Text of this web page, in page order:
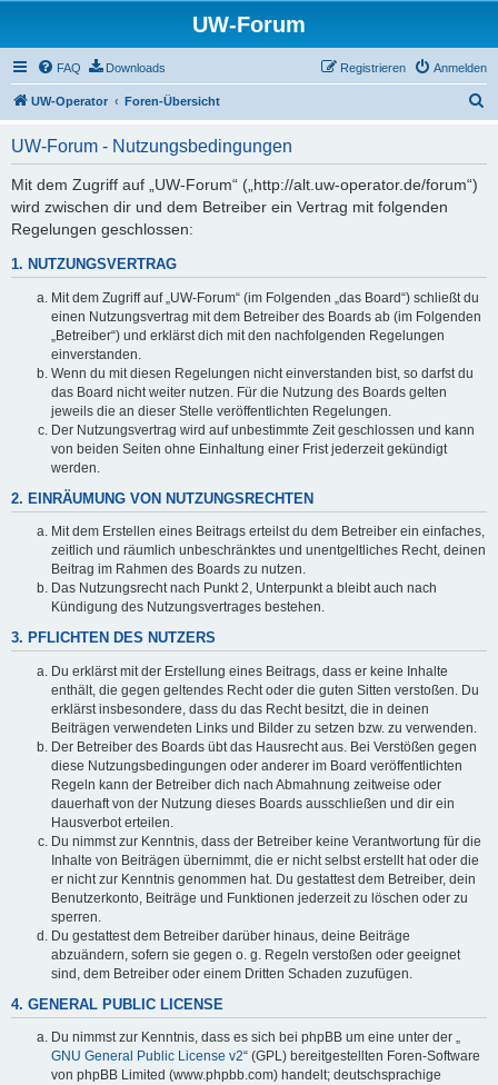
UW-Forum
FAQ Downloads Anmelden
Registrieren
UW-Operator Foren-Übersicht
UW-Forum - Nutzungsbedingungen
Mit dem Zugriff auf „UW-Forum“ („http://alt.uw-operator.de/forum“)
wird zwischen dir und dem Betreiber ein Vertrag mit folgenden
Regelungen geschlossen:
1. NUTZUNGSVERTRAG
Mit dem Zugriff auf „UW-Forum“ (im Folgenden „das Board“) schließt du
einen Nutzungsvertrag mit dem Betreiber des Boards ab (im Folgenden
„Betreiber“) und erklärst dich mit den nachfolgenden Regelungen
einverstanden.
Wenn du mit diesen Regelungen nicht einverstanden bist, so darfst du
das Board nicht weiter nutzen. Für die Nutzung des Boards gelten
jeweils die an dieser Stelle veröffentlichten Regelungen.
Der Nutzungsvertrag wird auf unbestimmte Zeit geschlossen und kann
von beiden Seiten ohne Einhaltung einer Frist jederzeit gekündigt
werden.
2. EINRÄUMUNG VON NUTZUNGSRECHTEN
Mit dem Erstellen eines Beitrags erteilst du dem Betreiber ein einfaches,
zeitlich und räumlich unbeschränktes und unentgeltliches Recht, deinen
Beitrag im Rahmen des Boards zu nutzen.
Das Nutzungsrecht nach Punkt 2, Unterpunkt a bleibt auch nach
Kündigung des Nutzungsvertrages bestehen.
3. PFLICHTEN DES NUTZERS
Du erklärst mit der Erstellung eines Beitrags, dass er keine Inhalte
enthält, die gegen geltendes Recht oder die guten Sitten verstoßen. Du
erklärst insbesondere, dass du das Recht besitzt, die in deinen
Beiträgen verwendeten Links und Bilder zu setzen bzw. zu verwenden.
Der Betreiber des Boards übt das Hausrecht aus. Bei Verstößen gegen
diese Nutzungsbedingungen oder anderer im Board veröffentlichten
Regeln kann der Betreiber dich nach Abmahnung zeitweise oder
dauerhaft von der Nutzung dieses Boards ausschließen und dir ein
Hausverbot erteilen.
Du nimmst zur Kenntnis, dass der Betreiber keine Verantwortung für die
Inhalte von Beiträgen übernimmt, die er nicht selbst erstellt hat oder die
er nicht zur Kenntnis genommen hat. Du gestattest dem Betreiber, dein
Benutzerkonto, Beiträge und Funktionen jederzeit zu löschen oder zu
sperren.
Du gestattest dem Betreiber darüber hinaus, deine Beiträge
abzuändern, sofern sie gegen o. g. Regeln verstoßen oder geeignet
sind, dem Betreiber oder einem Dritten Schaden zuzufügen.
4. GENERAL PUBLIC LICENSE
Du nimmst zur Kenntnis, dass es sich bei phpBB um eine unter der „
GNU General Public License v2“ (GPL) bereitgestellten Foren-Software
von phpBB Limited (www.phpbb.com) handelt; deutschsprachige